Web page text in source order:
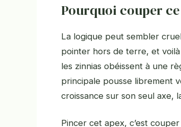
Pourquoi couper
La logique peut sembler
pointer hors de terre, et
les zinnias obéissent à une
principale pousse librement
croissance sur son seul axe,
Pincer cet apex, c’est